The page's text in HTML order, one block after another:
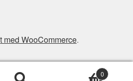
med WooCommerce.
0